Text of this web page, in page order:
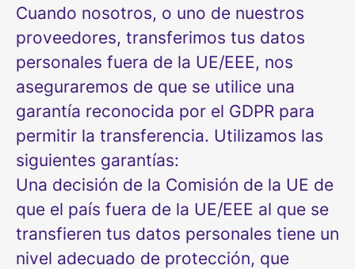
Cuando nosotros, o uno de nuestros
proveedores, transferimos tus datos
personales fuera de la UE/EEE, nos
aseguraremos de que se utilice una
garantía reconocida por el GDPR para
permitir la transferencia. Utilizamos las
siguientes garantías:
Una decisión de la Comisión de la UE de
que el país fuera de la UE/EEE al que se
transfieren tus datos personales tiene un
nivel adecuado de protección, que